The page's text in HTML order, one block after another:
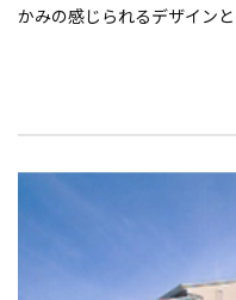
かみの感じられるデザイン
ホール棟は屋根の最上部
釣鐘...